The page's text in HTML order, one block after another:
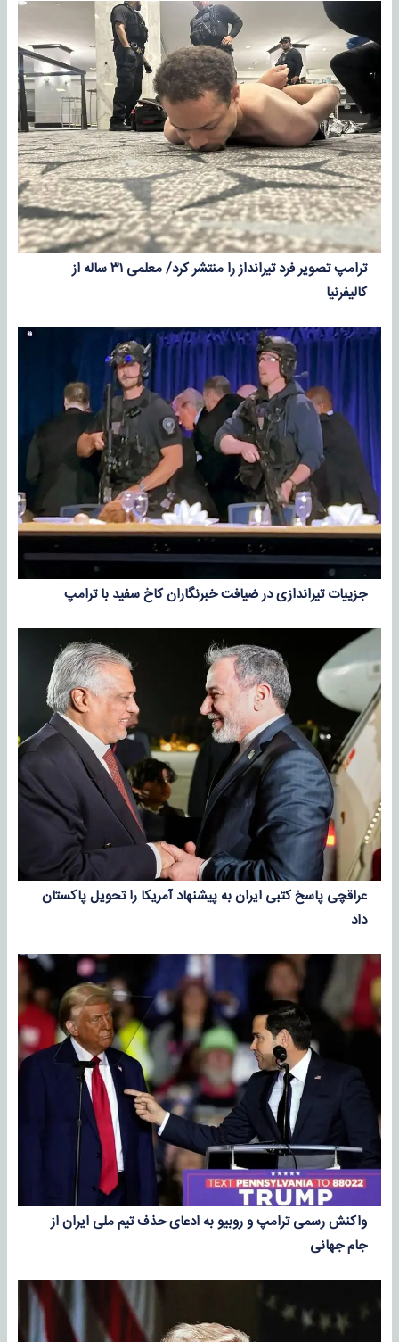
ترامپ تصویر فرد تیرانداز را منتشر کرد/ معلمی ۳۱ ساله از
کالیفرنیا
جزییات تیراندازی در ضیافت خبرنگاران کاخ سفید با ترامپ
عراقچی پاسخ کتبی ایران به پیشنهاد آمریکا را تحویل پاکستان
داد
واکنش رسمی ترامپ و روبیو به ادعای حذف تیم ملی ایران از
جام جهانی